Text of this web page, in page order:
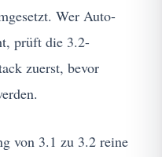
Wer Auto-
prüft die 3.2-
zuerst, bevor
von 3.1 zu 3.2 reine